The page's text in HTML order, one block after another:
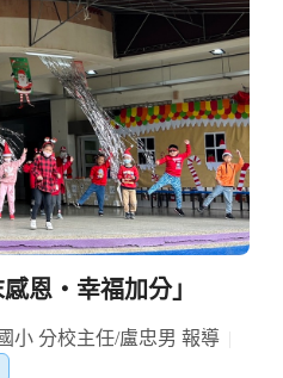
恩‧幸福加分」
小 分校主任/盧忠男 報導